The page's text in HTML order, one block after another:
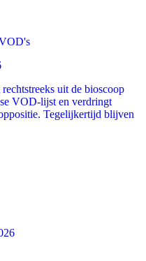
uit de bioscoop
VOD-lijst en verdringt
Tegelijkertijd blijven